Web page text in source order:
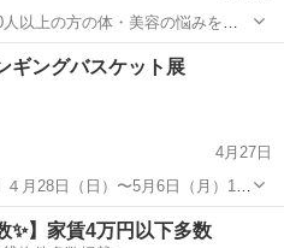
松のアピオスペースにて《結果
時】 2024年6月
体験会
ギングバスケット展
4月27日
日本ハンギングバスケット協会福
会
✨】家賃4万円以下多数